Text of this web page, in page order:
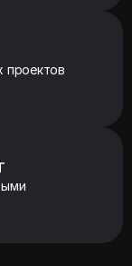
проектов